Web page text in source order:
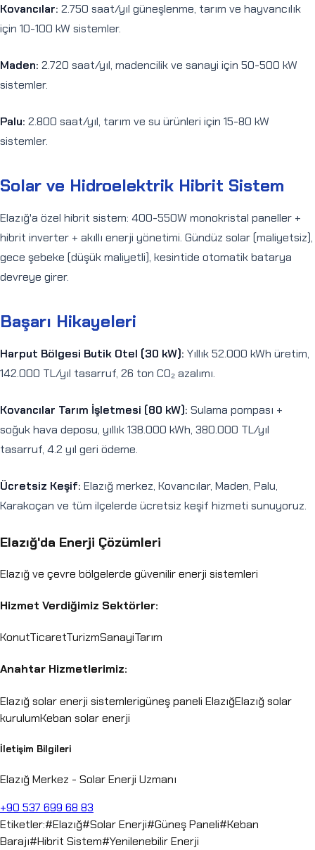
Kovancılar: 2.750 saat/yıl güneşlenme, tarım ve hayvancılık
için 10-100 kW sistemler.
Maden: 2.720 saat/yıl, madencilik ve sanayi için 50-500 kW
sistemler.
Palu: 2.800 saat/yıl, tarım ve su ürünleri için 15-80 kW
sistemler.
Solar ve Hidroelektrik Hibrit Sistem
Elazığ'a özel hibrit sistem: 400-550W monokristal paneller +
hibrit inverter + akıllı enerji yönetimi. Gündüz solar (maliyetsiz),
gece şebeke (düşük maliyetli), kesintide otomatik batarya
devreye girer.
Başarı Hikayeleri
Harput Bölgesi Butik Otel (30 kW): Yıllık 52.000 kWh üretim,
142.000 TL/yıl tasarruf, 26 ton CO₂ azalımı.
Kovancılar Tarım İşletmesi (80 kW): Sulama pompası +
soğuk hava deposu, yıllık 138.000 kWh, 380.000 TL/yıl
tasarruf, 4.2 yıl geri ödeme.
Ücretsiz Keşif: Elazığ merkez, Kovancılar, Maden, Palu,
Karakoçan ve tüm ilçelerde ücretsiz keşif hizmeti sunuyoruz.
Elazığ'da Enerji Çözümleri
Elazığ ve çevre bölgelerde güvenilir enerji sistemleri
Hizmet Verdiğimiz Sektörler:
KonutTicaretTurizmSanayiTarım
Anahtar Hizmetlerimiz:
Elazığ solar enerji sistemlerigüneş paneli ElazığElazığ solar
kurulumKeban solar enerji
İletişim Bilgileri
Elazığ Merkez - Solar Enerji Uzmanı
+90 537 699 68 83
Etiketler:#Elazığ#Solar Enerji#Güneş Paneli#Keban
Barajı#Hibrit Sistem#Yenilenebilir Enerji